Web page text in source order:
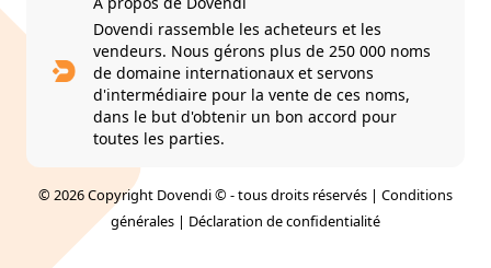
Dovendi rassemble les acheteurs et les
vendeurs. Nous gérons plus de 250 000 noms
de domaine internationaux et servons
d'intermédiaire pour la vente de ces noms,
dans le but d'obtenir un bon accord pour
toutes les parties.
© 2026 Copyright Dovendi © - tous droits réservés | Conditions
générales | Déclaration de confidentialité